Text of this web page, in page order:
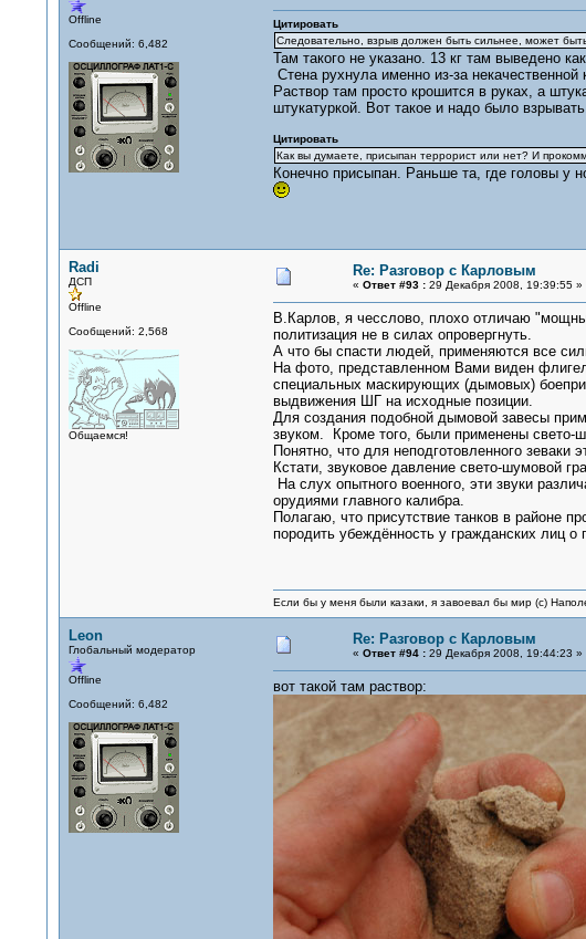
Offline
Сообщений: 6,482
Цитировать
Следовательно, взрыв должен быть сильнее, может
Там такого не указано. 13 кг там выведено
Стена рухнула именно из-за
Раствор там просто крошится в руках, а
штукатуркой. Вот такое и надо было
Цитировать
Как вы думаете, присыпан террорист или нет? И
Конечно присыпан. Раньше та, где головы у
Radi
ДСП
Offline
Сообщений: 2,568
Общаемся!
Re: Разговор с Карловым
« Ответ #93 :29 Декабря 2008, 19:39:55 »
В.Карлов, я чесслово, плохо отличаю
политизация не в силах опровергнуть.
А что бы спасти людей, применяются все
На фото, представленном Вами виден
специальных маскирующих (дымовых)
выдвижения ШГ на исходные позиции.
Для создания подобной дымовой завесы
звуком. Кроме того, были применены свето-
Понятно, что для неподготовленного зеваки
Кстати, звуковое давление свето-
На слух опытного военного, эти звуки
орудиями главного калибра.
Полагаю, что присутствие танков в районе
породить убеждённость у гражданских лиц
Если бы у меня были казаки, я завоевал бы мир (с)
Leon
Глобальный модератор
Offline
Сообщений: 6,482
Re: Разговор с Карловым
« Ответ #94 :29 Декабря 2008, 19:44:23 »
вот такой там раствор: